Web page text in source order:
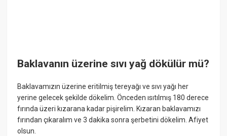
Baklavanın üzerine sıvı yağ dökülür mü?
Baklavamızın üzerine eritilmiş tereyağı ve sıvı yağı her
yerine gelecek şekilde dökelim. Önceden ısıtılmış 180 derece
fırında üzeri kızarana kadar pişirelim. Kızaran baklavamızı
fırından çıkaralım ve 3 dakika sonra şerbetini dökelim. Afiyet
olsun.